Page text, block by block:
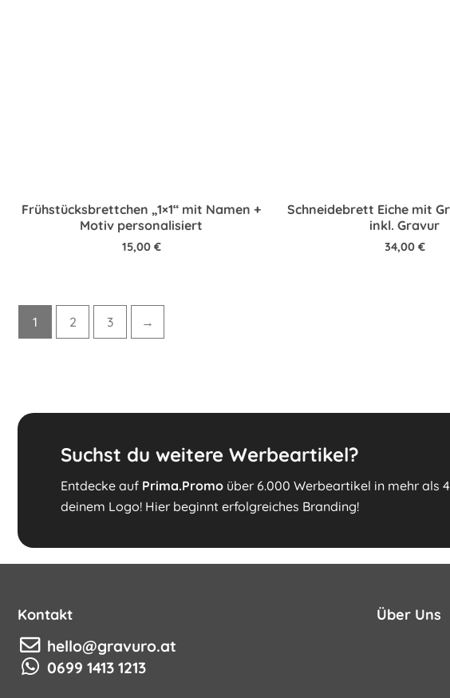
Frühstücksbrettchen „1×1“ mit Namen +
Motiv personalisiert
15,00 €
Schneidebrett Eiche mit
inkl. Gravur
34,00 €
1 2 3 →
Suchst du weitere Werbeartikel?
Entdecke auf Prima.Promo über 6.000 Werbeartikel in mehr als
deinem Logo! Hier beginnt erfolgreiches Branding!
Kontakt
hello@gravuro.at
0699 1413 1213
Über Uns